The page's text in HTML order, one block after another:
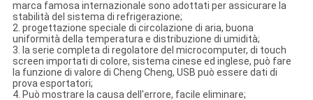
marca famosa internazionale sono adottati per assicurare la
stabilità del sistema di refrigerazione;
2. progettazione speciale di circolazione di aria, buona
uniformità della temperatura e distribuzione di umidità;
3. la serie completa di regolatore del microcomputer, di touch
screen importati di colore, sistema cinese ed inglese, può fare
la funzione di valore di Cheng Cheng, USB può essere dati di
prova esportatori;
4. Può mostrare la causa dell'errore, facile eliminare;